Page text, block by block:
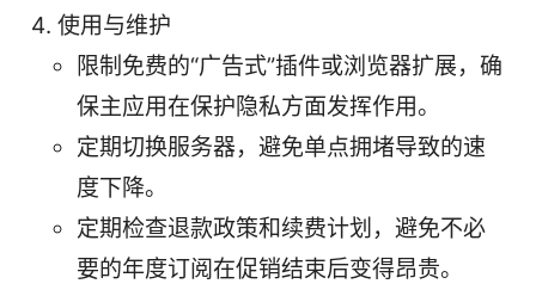
使用与维护
限制免费的“广告式”插件或浏览器扩展，确
保主应用在保护隐私方面发挥作用。
定期切换服务器，避免单点拥堵导致的速
度下降。
定期检查退款政策和续费计划，避免不必
要的年度订阅在促销结束后变得昂贵。